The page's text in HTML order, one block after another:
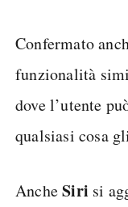
Confermato
funzionalità
dove l’utente
qualsiasi cosa
AncheSiri si